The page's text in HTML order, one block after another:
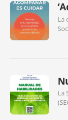
La
La